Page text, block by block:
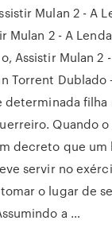
Mulan 2 - A
Mulan 2 - A
Assistir Mulan 2
Torrent Dublado
determinada filha
Quando
decreto que um
servir no
o lugar de
a …